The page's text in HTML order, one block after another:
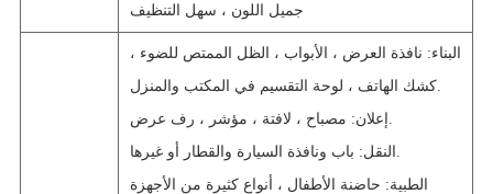
جميل اللون ، سهل التنظيف
البناء: نافذة العرض ، الأبواب ، الظل الممتص للضوء ،
كشك الهاتف ، لوحة التقسيم في المكتب والمنزل.
الطبية: حاضنة الأطفال ، أنواع كثيرة من الأجهزة